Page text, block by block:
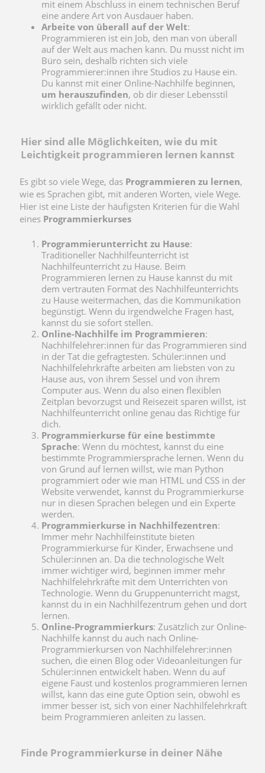
mit einem Abschluss in einem technischen Beruf
eine andere Art von Ausdauer haben.
Arbeite von überall auf der Welt:
Programmieren ist ein Job, den man von überall
auf der Welt aus machen kann. Du musst nicht im
Büro sein, deshalb richten sich viele
Programmierer:innen ihre Studios zu Hause ein.
Du kannst mit einer Online-Nachhilfe beginnen,
um herauszufinden, ob dir dieser Lebensstil
wirklich gefällt oder nicht.
Hier sind alle Möglichkeiten, wie du mit
Leichtigkeit programmieren lernen kannst
Es gibt so viele Wege, das Programmieren zu lernen,
wie es Sprachen gibt, mit anderen Worten, viele Wege.
Hier ist eine Liste der häufigsten Kriterien für die Wahl
eines Programmierkurses
Programmierunterricht zu Hause:
Traditioneller Nachhilfeunterricht ist
Nachhilfeunterricht zu Hause. Beim
Programmieren lernen zu Hause kannst du mit
dem vertrauten Format des Nachhilfeunterrichts
zu Hause weitermachen, das die Kommunikation
begünstigt. Wenn du irgendwelche Fragen hast,
kannst du sie sofort stellen.
Online-Nachhilfe im Programmieren:
Nachhilfelehrer:innen für das Programmieren sind
in der Tat die gefragtesten. Schüler:innen und
Nachhilfelehrkräfte arbeiten am liebsten von zu
Hause aus, von ihrem Sessel und von ihrem
Computer aus. Wenn du also einen flexiblen
Zeitplan bevorzugst und Reisezeit sparen willst, ist
Nachhilfeunterricht online genau das Richtige für
dich.
Programmierkurse für eine bestimmte
Sprache: Wenn du möchtest, kannst du eine
bestimmte Programmiersprache lernen. Wenn du
von Grund auf lernen willst, wie man Python
programmiert oder wie man HTML und CSS in der
Website verwendet, kannst du Programmierkurse
nur in diesen Sprachen belegen und ein Experte
werden.
Programmierkurse in Nachhilfezentren:
Immer mehr Nachhilfeinstitute bieten
Programmierkurse für Kinder, Erwachsene und
Schüler:innen an. Da die technologische Welt
immer wichtiger wird, beginnen immer mehr
Nachhilfelehrkräfte mit dem Unterrichten von
Technologie. Wenn du Gruppenunterricht magst,
kannst du in ein Nachhilfezentrum gehen und dort
lernen.
Online-Programmierkurs: Zusätzlich zur Online-
Nachhilfe kannst du auch nach Online-
Programmierkursen von Nachhilfelehrer:innen
suchen, die einen Blog oder Videoanleitungen für
Schüler:innen entwickelt haben. Wenn du auf
eigene Faust und kostenlos programmieren lernen
willst, kann das eine gute Option sein, obwohl es
immer besser ist, sich von einer Nachhilfelehrkraft
beim Programmieren anleiten zu lassen.
Finde Programmierkurse in deiner Nähe